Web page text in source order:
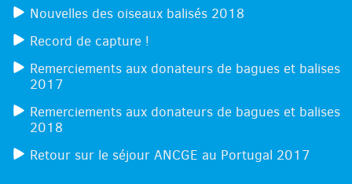
Nouvelles des oiseaux balisés 2018
Record de capture !
Remerciements aux donateurs de bagues et balises
2017
Remerciements aux donateurs de bagues et balises
2018
Retour sur le séjour ANCGE au Portugal 2017